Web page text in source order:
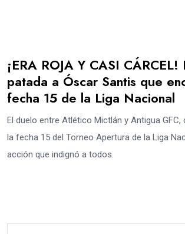
¡ERA ROJA Y CASI
patada a Óscar Santis que
fecha 15 de la Liga Nacional
El duelo entre Atlético Mictlán y Antigua
la fecha 15 del Torneo Apertura de la Liga
acción que indignó a todos.